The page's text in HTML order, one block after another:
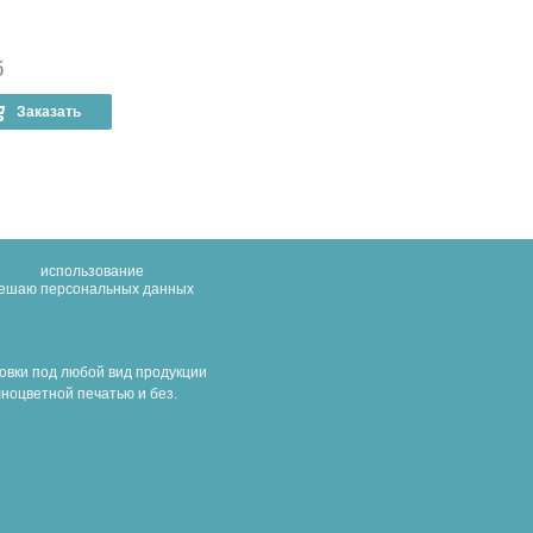
Заказать
использование
персональных данных
под любой вид продукции
печатью и без.